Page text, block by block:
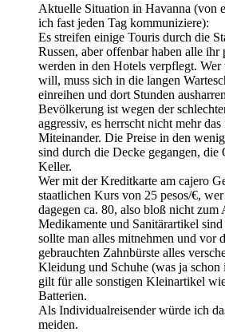
Aktuelle Situation in Havanna (von
ich fast jeden Tag kommuniziere):
Es streifen einige Touris durch die
Russen, aber offenbar haben alle ihr
werden in den Hotels verpflegt. Wer
will, muss sich in die langen
einreihen und dort Stunden
Bevölkerung ist wegen der
aggressiv, es herrscht nicht mehr
Miteinander. Die Preise in den
sind durch die Decke gegangen, die
Keller.
Wer mit der Kreditkarte am cajero
staatlichen Kurs von 25 pesos/€,
dagegen ca. 80, also bloß nicht zum
Medikamente und Sanitärartikel
sollte man alles mitnehmen und vor
gebrauchten Zahnbürste alles
Kleidung und Schuhe (was ja schon
gilt für alle sonstigen Kleinartikel
Batterien.
Als Individualreisender würde ich
meiden.